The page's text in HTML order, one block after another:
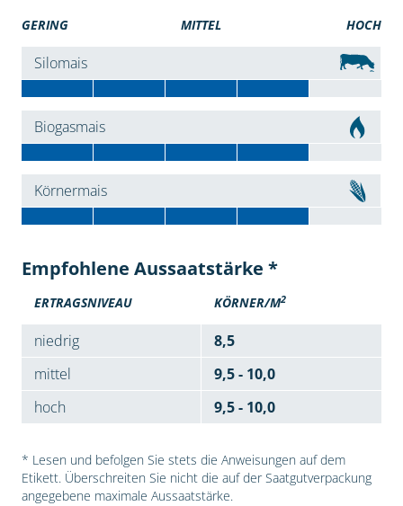
GERING MITTEL HOCH
Silomais
Biogasmais
Körnermais
Empfohlene Aussaatstärke *
ERTRAGSNIVEAU KÖRNER/M2
niedrig
8,5
mittel
9,5 - 10,0
hoch
9,5 - 10,0
* Lesen und befolgen Sie stets die Anweisungen auf dem
Etikett. Überschreiten Sie nicht die auf der Saatgutverpackung
angegebene maximale Aussaatstärke.